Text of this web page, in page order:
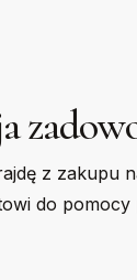
z zakupu
do pomocy